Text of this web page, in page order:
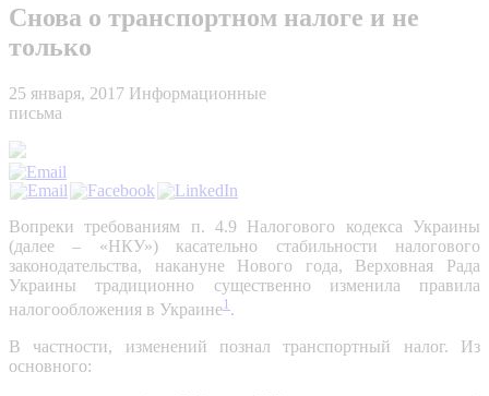
Снова о транспортном налоге и не
только
25 января, 2017 Информационные
письма
Вопреки требованиям п. 4.9 Налогового кодекса Украины
(далее – «НКУ») касательно стабильности налогового
законодательства, накануне Нового года, Верховная Рада
Украины традиционно существенно изменила правила
налогообложения в Украине1 .
В частности, изменений познал транспортный налог. Из
основного: